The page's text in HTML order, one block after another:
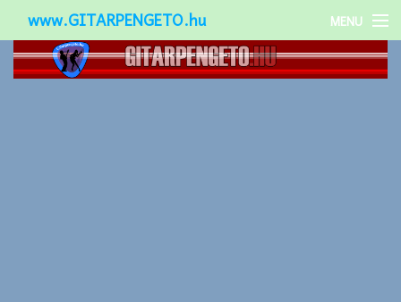
www.GITARPENGETO.hu MENU
Népszerű-